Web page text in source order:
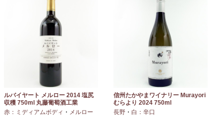
ルバイヤート メルロー 2014 塩尻
収穫 750ml 丸藤葡萄酒工業
赤：ミディアムボディ ・ メルロー
信州たかやまワイナリー Murayori
むらより 2024 750ml
長野 ・ 白：辛口